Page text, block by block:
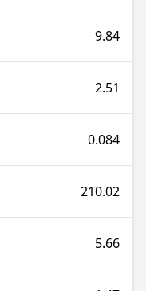
9.84
2.51
0.084
210.02
5.66